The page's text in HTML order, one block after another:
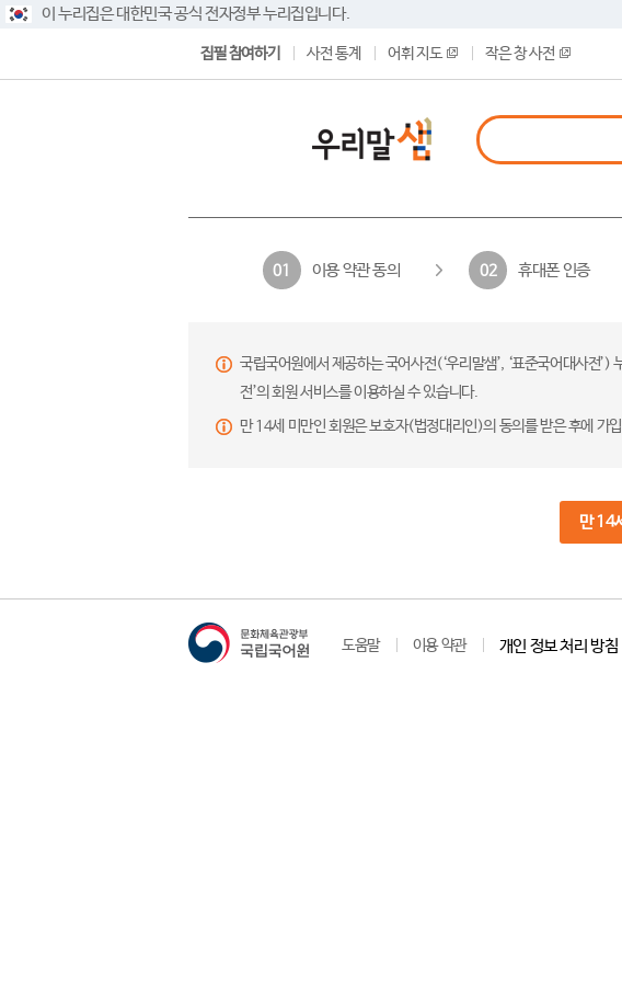
이 누리집은 대한민국 공식 전자정부 누리집입니다.
집필 참여하기 사전 통계 어휘 지도 작은 창 사전
01 이용 약관 동의 02 휴대폰 인증
국립국어원에서 제공하는 국어사전(‘우리말샘’, ‘표준국어대사전
전’의 회원 서비스를 이용하실 수 있습니다.
만 14세 미만인 회원은 보호자(법정대리인)의 동의를 받은 후에 가
만 14
도움말 이용 약관 개인 정보 처리 방침